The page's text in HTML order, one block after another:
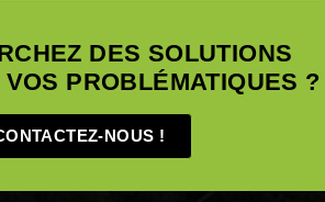
DES SOLUTIONS
PROBLÉMATIQUES ?
NOUS !